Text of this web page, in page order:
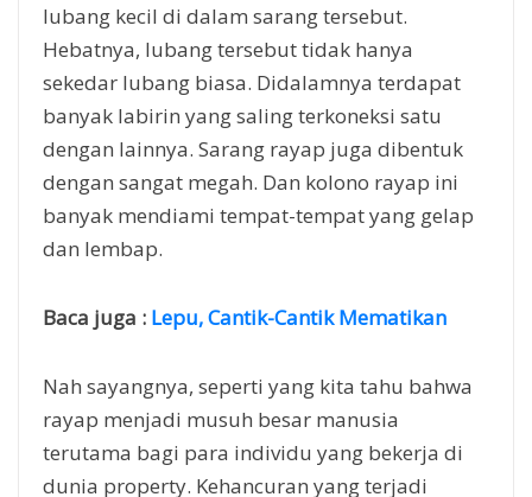
lubang kecil di dalam sarang tersebut.
Hebatnya, lubang tersebut tidak hanya
sekedar lubang biasa. Didalamnya terdapat
banyak labirin yang saling terkoneksi satu
dengan lainnya. Sarang rayap juga dibentuk
dengan sangat megah. Dan kolono rayap ini
banyak mendiami tempat-tempat yang gelap
dan lembap.
Baca juga : Lepu, Cantik-Cantik Mematikan
Nah sayangnya, seperti yang kita tahu bahwa
rayap menjadi musuh besar manusia
terutama bagi para individu yang bekerja di
dunia property. Kehancuran yang terjadi